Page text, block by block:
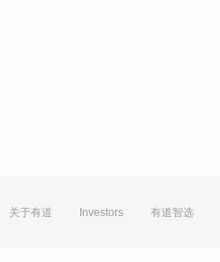
关于有道 Investors 有道智选